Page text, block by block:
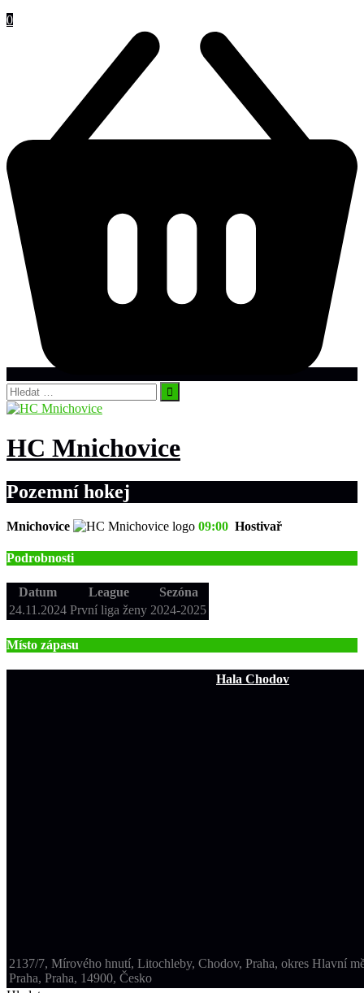
0
Vyhledávání
HC Mnichovice
Pozemní hokej
Mnichovice 09:00 Hostivař
Podrobnosti
Datum League
Sezóna
24.11.2024 První liga ženy 2024-2025
Místo zápasu
Hala Chodov
2137/7, Mírového hnutí, Litochleby, Chodov, Praha, okres Hlavní
Praha, Praha, 14900, Česko